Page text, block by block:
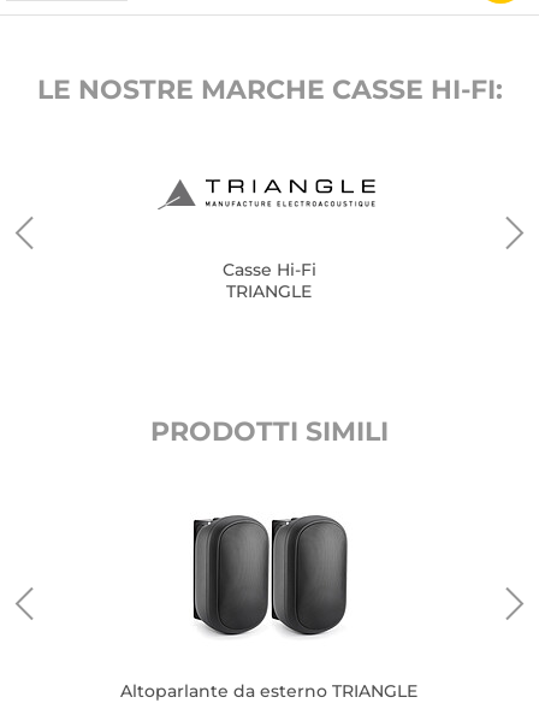
LE NOSTRE MARCHE CASSE HI-FI:
Casse Hi-Fi
TRIANGLE
PRODOTTI SIMILI
Altoparlante da esterno TRIANGLE